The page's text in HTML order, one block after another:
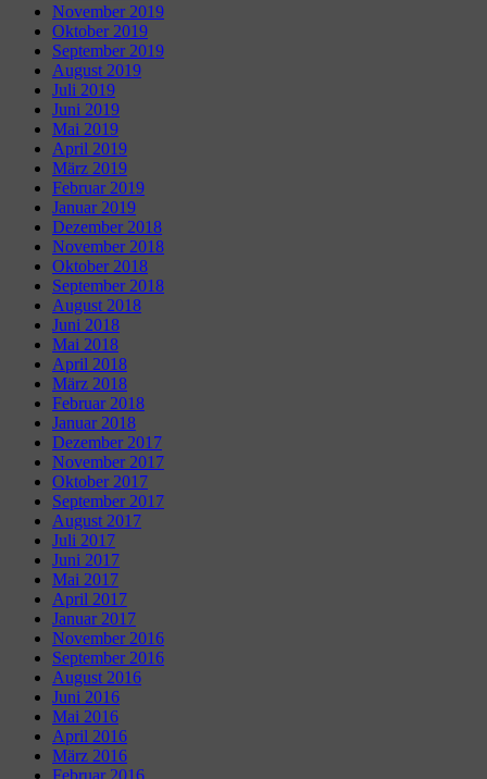
November 2019
Oktober 2019
September 2019
August 2019
Juli 2019
Juni 2019
Mai 2019
April 2019
März 2019
Februar 2019
Januar 2019
Dezember 2018
November 2018
Oktober 2018
September 2018
August 2018
Juni 2018
Mai 2018
April 2018
März 2018
Februar 2018
Januar 2018
Dezember 2017
November 2017
Oktober 2017
September 2017
August 2017
Juli 2017
Juni 2017
Mai 2017
April 2017
Januar 2017
November 2016
September 2016
August 2016
Juni 2016
Mai 2016
April 2016
März 2016
Februar 2016